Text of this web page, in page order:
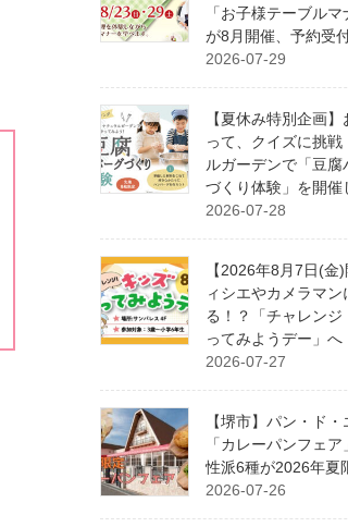
「お子様テーブルマ
が8月開催、予約受
2026-07-29
【夏休み特別企画
って、クイズに挑戦
ルガーデンで「豆腐
づくり体験」を開催
2026-07-28
【2026年8月7日(金
ィシエやカメラマン
る！？「チャレンジ
ってみようデー」へ
2026-07-27
【堺市】パン・ド
「カレーパンフェ
性派6種が2026年夏
2026-07-26